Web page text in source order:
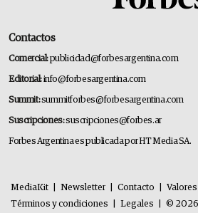
Contactos
Comercial:publicidad@forbesargentina.com
Editorial:info@forbesargentina.com
Summit:summitforbes@forbesargentina.com
Suscripciones:suscripciones@forbes.ar
Forbes Argentina es publicada por HT Media SA.
MediaKit Newsletter Contacto
Términos y condiciones
Legales ©